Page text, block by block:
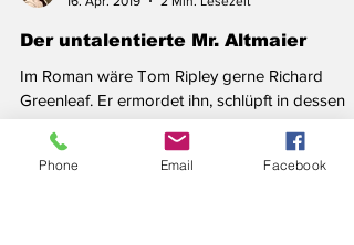
Marko Thomas Scholz
16. Apr. 2019
2 Min. Lesezeit
Der untalentierte Mr. Altmaier
Im Roman wäre Tom Ripley gerne Richard
Phone Email Facebook